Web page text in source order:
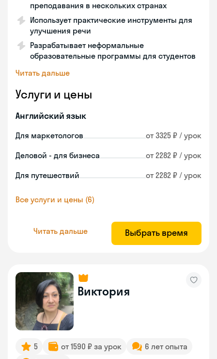
преподавания в нескольких странах
Использует практические инструменты для
улучшения речи
Разрабатывает неформальные
образовательные программы для студентов
Читать дальше
Услуги и цены
Английский язык
Для маркетологов от 3325 ₽ / урок
Деловой - для бизнеса от 2282 ₽ / урок
Для путешествий от 2282 ₽ / урок
Все услуги и цены (6)
Читать дальше Выбрать время
Виктория
5 от 1590 ₽ за урок
6 лет опыта